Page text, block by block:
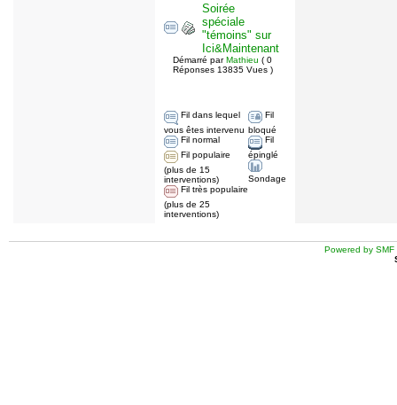
Soirée
spéciale
"témoins" sur
Ici&Maintenant
Démarré parMathieu ( 0
Réponses 13835 Vues )
Fil dans lequel
vous êtes intervenu
Fil normal
Fil populaire
(plus de 15
interventions)
Fil très populaire
(plus de 25
interventions)
Fil
bloqué
Fil
épinglé
Sondage
Powered by SMF